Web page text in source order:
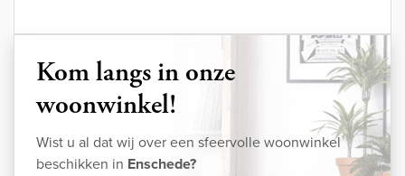
Kom langs in onze
woonwinkel!
Wist u al dat wij over een sfeervolle woonwinkel
beschikken in Enschede?